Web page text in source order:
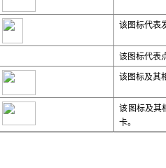
该图标代表
该图标代表
该图标及其
该图标及其
卡。